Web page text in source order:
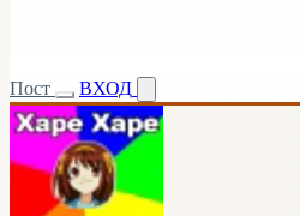
Пост ВХОД